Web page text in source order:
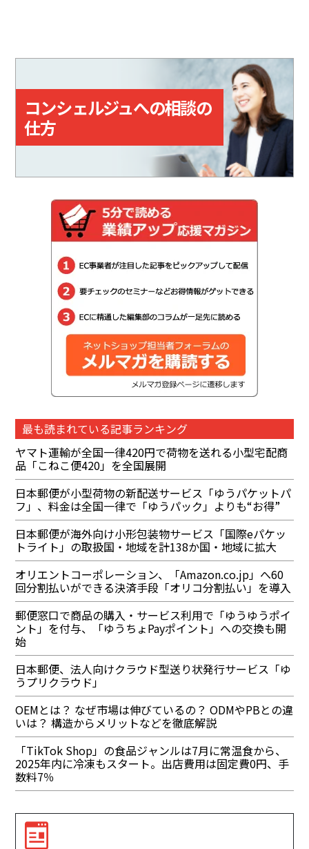
コンシェルジュへの相談の
仕方
最も読まれている記事ランキング
ヤマト運輸が全国一律420円で荷物を送れる小型宅配商
品「こねこ便420」を全国展開
日本郵便が小型荷物の新配送サービス「ゆうパケットパ
フ」、料金は全国一律で「ゆうパック」よりも“お得”
日本郵便が海外向け小形包装物サービス「国際eパケッ
トライト」の取扱国・地域を計138か国・地域に拡大
オリエントコーポレーション、「Amazon.co.jp」へ60
回分割払いができる決済手段「オリコ分割払い」を導入
郵便窓口で商品の購入・サービス利用で「ゆうゆうポイ
ント」を付与、「ゆうちょPayポイント」への交換も開
始
日本郵便、法人向けクラウド型送り状発行サービス「ゆ
うプリクラウド」
OEMとは？ なぜ市場は伸びているの？ ODMやPBとの違
いは？ 構造からメリットなどを徹底解説
「TikTok Shop」の食品ジャンルは7月に常温食から、
2025年内に冷凍もスタート。出店費用は固定費0円、手
数料7％